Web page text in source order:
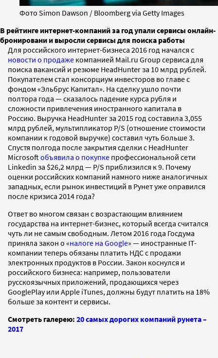
Фото Simon Dawson / Bloomberg via Getty Images
В рейтинге интернет-компаний за год упали сервисы онлайн-
бронировани и выросли сервисы для поиска работы
Для российского интернет-бизнеса 2016 год начался с
новости о продаже компанией Mail.ru Group сервиса для
поиска вакансий и резюме HeadHunter за 10 млрд рублей.
Покупателем стал консорциум инвесторов во главе с
фондом «Эльбрус Капитал». На сделку ушло почти
полтора года — сказалось падение курса рубля и
сложности привлечения иностранного капитала в
Россию. Выручка HeadHunter за 2015 год составила 3,055
млрд рублей, мультипликатор P/S (отношение стоимости
компании к годовой выручке) составил чуть больше 3.
Спустя полгода после закрытия сделки с HeadHunter
Microsoft объявила о покупке профессиональной сети
Linkedin за $26,2 млрд — P/S приблизился к 9. Почему
оценки российских компаний намного ниже аналогичных
западных, если рынок инвестиций в Рунет уже оправился
после кризиса 2014 года?
Ответ во многом связан с возрастающим влиянием
государства на интернет-бизнес, который всегда считался
чуть ли не самым свободным. Летом 2016 года Госдума
приняла закон о «налоге на Google» — иностранные IT-
компании теперь обязаны платить НДС с продажи
электронных продуктов в России. Закон коснулся и
российского бизнеса: например, пользователи
русскоязычных приложений, продающихся через
GooglePlay или Apple iTunes, должны будут платить на 18%
больше за контент и сервисы.
Смотреть галерею: 20 самых дорогих компаний рунета –
2017